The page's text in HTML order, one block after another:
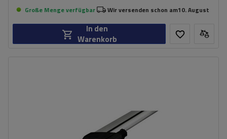
Große Menge verfügbar Wir versenden schon am10. August
In den
Warenkorb